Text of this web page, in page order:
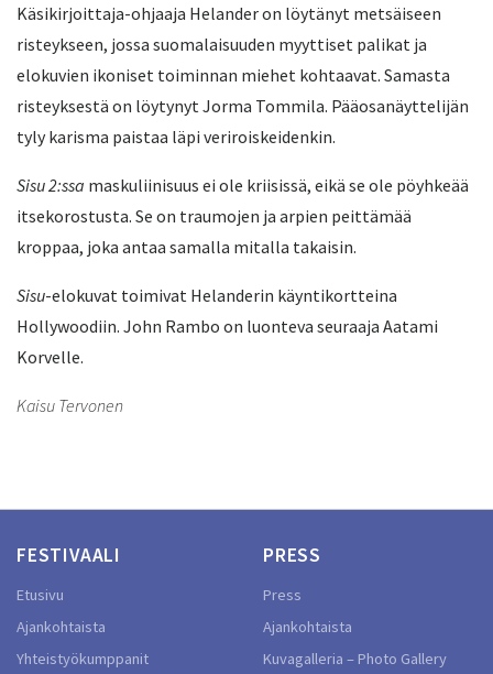
Käsikirjoittaja-ohjaaja Helander on löytänyt metsäiseen
risteykseen, jossa suomalaisuuden myyttiset palikat ja
elokuvien ikoniset toiminnan miehet kohtaavat. Samasta
risteyksestä on löytynyt Jorma Tommila. Pääosanäyttelijän
tyly karisma paistaa läpi veriroiskeidenkin.
Sisu 2:ssa maskuliinisuus ei ole kriisissä, eikä se ole pöyhkeää
itsekorostusta. Se on traumojen ja arpien peittämää
kroppaa, joka antaa samalla mitalla takaisin.
Sisu-elokuvat toimivat Helanderin käyntikortteina
Hollywoodiin. John Rambo on luonteva seuraaja Aatami
Korvelle.
Kaisu Tervonen
FESTIVAALI
Etusivu
Ajankohtaista
Yhteistyökumppanit
PRESS
Press
Ajankohtaista
Kuvagalleria – Photo Gallery